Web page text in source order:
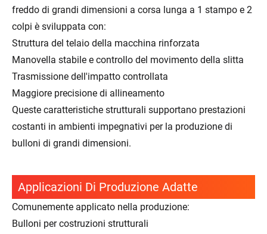
freddo di grandi dimensioni a corsa lunga a 1 stampo e 2
colpi è sviluppata con:
Struttura del telaio della macchina rinforzata
Manovella stabile e controllo del movimento della slitta
Trasmissione dell'impatto controllata
Maggiore precisione di allineamento
Queste caratteristiche strutturali supportano prestazioni
costanti in ambienti impegnativi per la produzione di
bulloni di grandi dimensioni.
Applicazioni Di Produzione Adatte
Comunemente applicato nella produzione:
Bulloni per costruzioni strutturali